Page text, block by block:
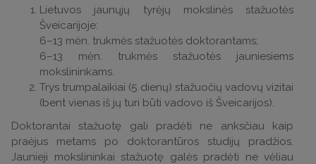
Lietuvos jaunųjų tyrėjų mokslinės stažuotės
Šveicarijoje:
6–13 mėn. trukmės stažuotės doktorantams;
6–13 mėn. trukmės stažuotės jauniesiems
mokslininkams.
Trys trumpalaikiai (5 dienų) stažuočių vadovų vizitai
(bent vienas iš jų turi būti vadovo iš Šveicarijos).
Doktorantai stažuotę gali pradėti ne anksčiau kaip
praėjus metams po doktorantūros studijų pradžios.
Jaunieji mokslininkai stažuotę galės pradėti ne vėliau